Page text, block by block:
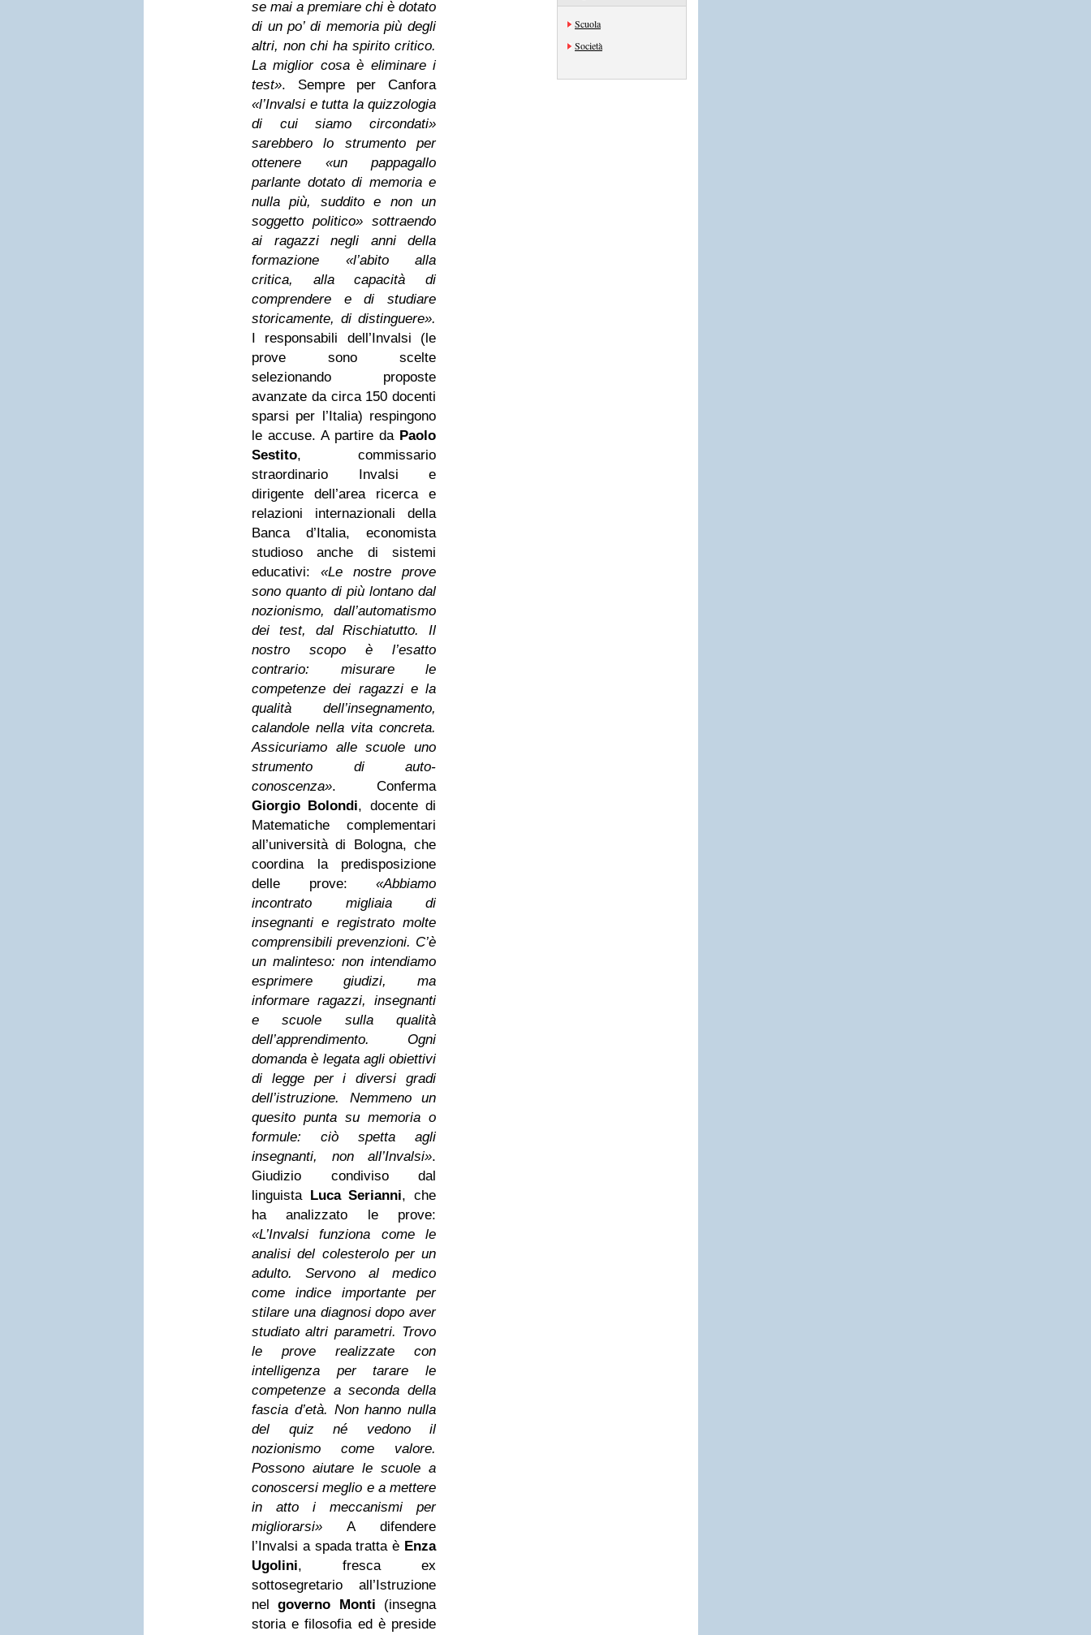
se mai a premiare chi è dotato
di un po’ di memoria più degli
altri, non chi ha spirito critico.
La miglior cosa è eliminare i
test». Sempre per Canfora
«l’Invalsi e tutta la quizzologia
di cui siamo circondati»
sarebbero lo strumento per
ottenere «un pappagallo
parlante dotato di memoria e
nulla più, suddito e non un
soggetto politico» sottraendo
ai ragazzi negli anni della
formazione «l’abito alla
critica, alla capacità di
comprendere e di studiare
storicamente, di distinguere».
I responsabili dell’Invalsi (le
prove sono scelte
selezionando proposte
avanzate da circa 150 docenti
sparsi per l’Italia) respingono
le accuse. A partire da Paolo
Sestito, commissario
straordinario Invalsi e
dirigente dell’area ricerca e
relazioni internazionali della
Banca d’Italia, economista
studioso anche di sistemi
educativi: «Le nostre prove
sono quanto di più lontano dal
nozionismo, dall’automatismo
dei test, dal Rischiatutto. Il
nostro scopo è l’esatto
contrario: misurare le
competenze dei ragazzi e la
qualità dell’insegnamento,
calandole nella vita concreta.
Assicuriamo alle scuole uno
strumento di auto-
conoscenza». Conferma
Giorgio Bolondi, docente di
Matematiche complementari
all’università di Bologna, che
coordina la predisposizione
delle prove: «Abbiamo
incontrato migliaia di
insegnanti e registrato molte
comprensibili prevenzioni. C’è
un malinteso: non intendiamo
esprimere giudizi, ma
informare ragazzi, insegnanti
e scuole sulla qualità
dell’apprendimento. Ogni
domanda è legata agli obiettivi
di legge per i diversi gradi
dell’istruzione. Nemmeno un
quesito punta su memoria o
formule: ciò spetta agli
insegnanti, non all’Invalsi».
Giudizio condiviso dal
linguista Luca Serianni, che
ha analizzato le prove:
«L’Invalsi funziona come le
analisi del colesterolo per un
adulto. Servono al medico
come indice importante per
stilare una diagnosi dopo aver
studiato altri parametri. Trovo
le prove realizzate con
intelligenza per tarare le
competenze a seconda della
fascia d’età. Non hanno nulla
del quiz né vedono il
nozionismo come valore.
Possono aiutare le scuole a
conoscersi meglio e a mettere
in atto i meccanismi per
migliorarsi» A difendere
l’Invalsi a spada tratta è Enza
Ugolini, fresca ex
sottosegretario all’Istruzione
nelgoverno Monti (insegna
storia e filosofia ed è preside
Scuola
Società